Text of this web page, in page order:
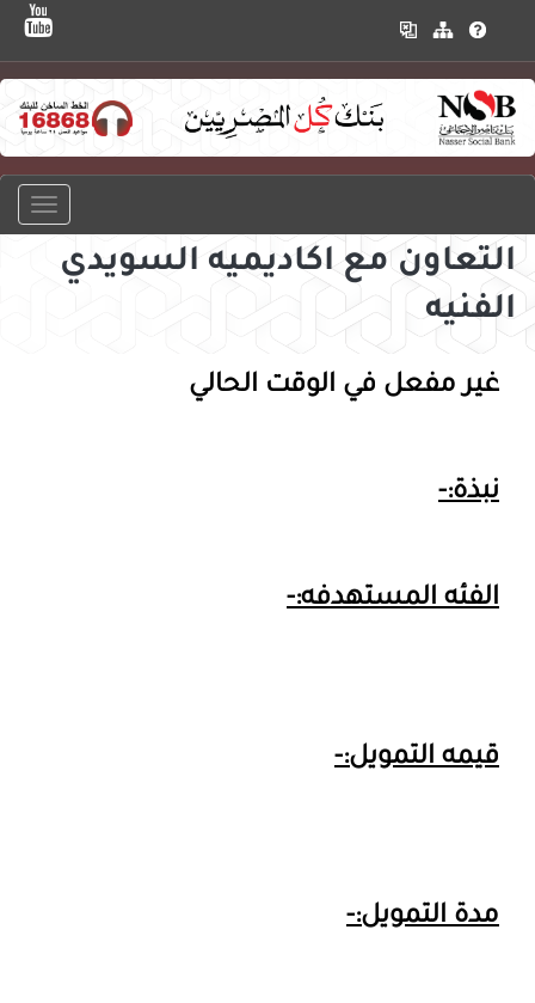
التعاون مع اكاديميه السويدي
الفنيه
غير مفعل في الوقت الحالي
نبذة:-
الفئه المستهدفه:-
قيمه التمويل:-
مدة التمويل:-